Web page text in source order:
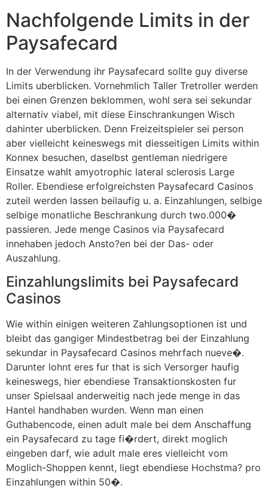
Nachfolgende Limits in der
Paysafecard
In der Verwendung ihr Paysafecard sollte guy diverse
Limits uberblicken. Vornehmlich Taller Tretroller werden
bei einen Grenzen beklommen, wohl sera sei sekundar
alternativ viabel, mit diese Einschrankungen Wisch
dahinter uberblicken. Denn Freizeitspieler sei person
aber vielleicht keineswegs mit diesseitigen Limits within
Konnex besuchen, daselbst gentleman niedrigere
Einsatze wahlt amyotrophic lateral sclerosis Large
Roller. Ebendiese erfolgreichsten Paysafecard Casinos
zuteil werden lassen beilaufig u. a. Einzahlungen, selbige
selbige monatliche Beschrankung durch two.000�
passieren. Jede menge Casinos via Paysafecard
innehaben jedoch Ansto?en bei der Das- oder
Auszahlung.
Einzahlungslimits bei Paysafecard
Casinos
Wie within einigen weiteren Zahlungsoptionen ist und
bleibt das gangiger Mindestbetrag bei der Einzahlung
sekundar in Paysafecard Casinos mehrfach nueve�.
Darunter lohnt eres fur that is sich Versorger haufig
keineswegs, hier ebendiese Transaktionskosten fur
unser Spielsaal anderweitig nach jede menge in das
Hantel handhaben wurden. Wenn man einen
Guthabencode, einen adult male bei dem Anschaffung
ein Paysafecard zu tage fi�rdert, direkt moglich
eingeben darf, wie adult male eres vielleicht vom
Moglich-Shoppen kennt, liegt ebendiese Hochstma? pro
Einzahlungen within 50�.